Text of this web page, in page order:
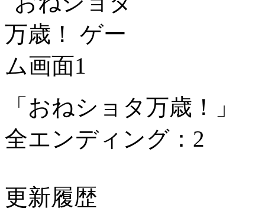
「おねショタ万歳！」
全エンディング：2
更新履歴